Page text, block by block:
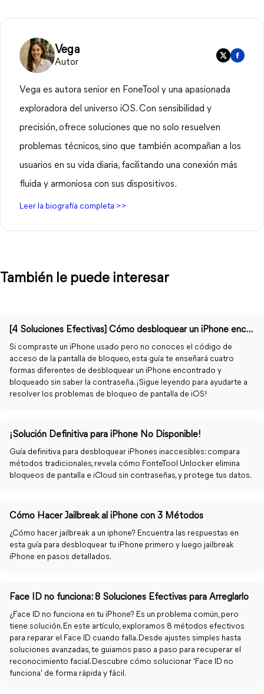
Vega
Autor
Vega es autora senior en FoneTool y una apasionada
exploradora del universo iOS. Con sensibilidad y
precisión, ofrece soluciones que no solo resuelven
problemas técnicos, sino que también acompañan a los
usuarios en su vida diaria, facilitando una conexión más
fluida y armoniosa con sus dispositivos.
Leer la biografía completa >>
También le puede interesar
[4 Soluciones Efectivas] Cómo desbloquear un iPhone encontrado
Si compraste un iPhone usado pero no conoces el código de
acceso de la pantalla de bloqueo, esta guía te enseñará cuatro
formas diferentes de desbloquear un iPhone encontrado y
bloqueado sin saber la contraseña. ¡Sigue leyendo para ayudarte a
resolver los problemas de bloqueo de pantalla de iOS!
¡Solución Definitiva para iPhone No Disponible!
Guía definitiva para desbloquear iPhones inaccesibles: compara
métodos tradicionales, revela cómo FonteTool Unlocker elimina
bloqueos de pantalla e iCloud sin contraseñas, y protege tus datos.
Cómo Hacer Jailbreak al iPhone con 3 Métodos
¿Cómo hacer jailbreak a un iphone? Encuentra las respuestas en
esta guía para desbloquear tu iPhone primero y luego jailbreak
iPhone en pasos detallados.
Face ID no funciona: 8 Soluciones Efectivas para Arreglarlo
¿Face ID no funciona en tu iPhone? Es un problema común, pero
tiene solución. En este artículo, exploramos 8 métodos efectivos
para reparar el Face ID cuando falla. Desde ajustes simples hasta
soluciones avanzadas, te guiamos paso a paso para recuperar el
reconocimiento facial. Descubre cómo solucionar 'Face ID no
funciona' de forma rápida y fácil.